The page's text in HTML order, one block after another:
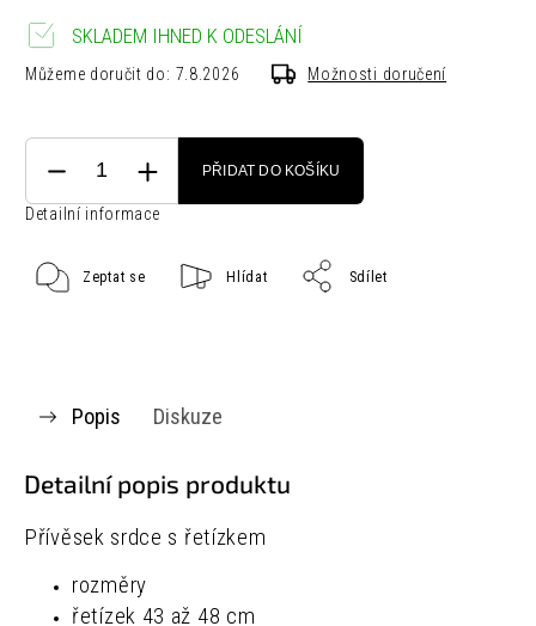
SKLADEM IHNED K ODESLÁNÍ
Můžeme doručit do: 7.8.2026 Možnosti doručení
PŘIDAT DO KOŠÍKU
Detailní informace
Zeptat se Hlídat Sdílet
Popis Diskuze
Detailní popis produktu
Přívěsek srdce s řetízkem
rozměry
řetízek 43 až 48 cm